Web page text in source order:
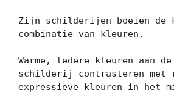
Zijn schilderijen boeien de
combinatie van kleuren.
Warme, tedere kleuren aan
schilderij contrasteren met
expressieve kleuren in het